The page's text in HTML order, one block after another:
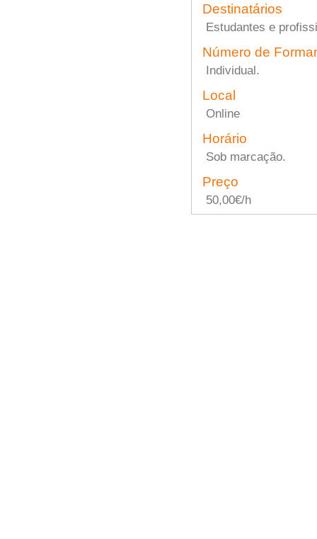
Destinatários
Estudantes e
Número de
Individual.
Local
Online
Horário
Sob marcação.
Preço
50,00€/h